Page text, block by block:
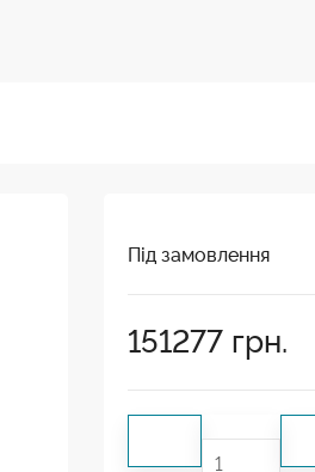
Під замовлення
151277 грн.